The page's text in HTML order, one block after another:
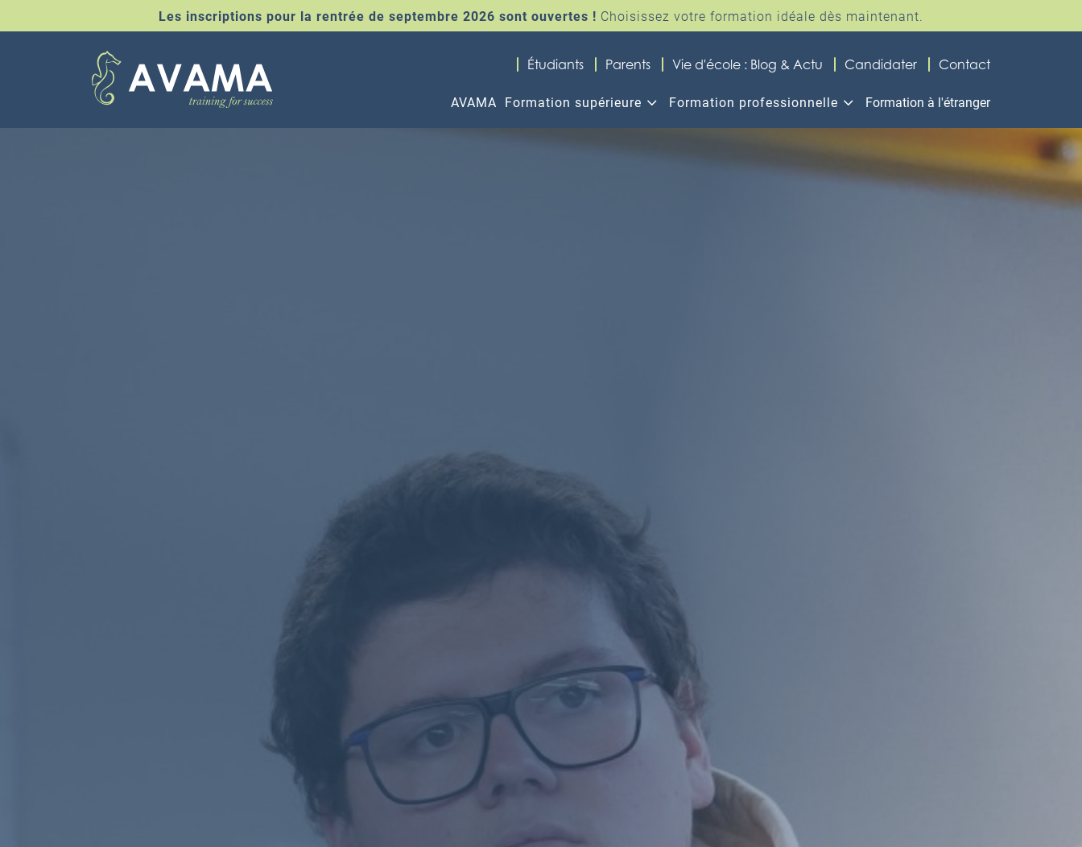
Les inscriptions pour la rentrée de septembre 2026 sont ouvertes ! Choisissez votre formation idéale dès maintenant.
KContact
KCandidater
KVie d'école : Blog & Actu
KParents
KÉtudiants
AVAMA Formation supérieure 3 Formation professionnelle 3 Formation à l'étranger